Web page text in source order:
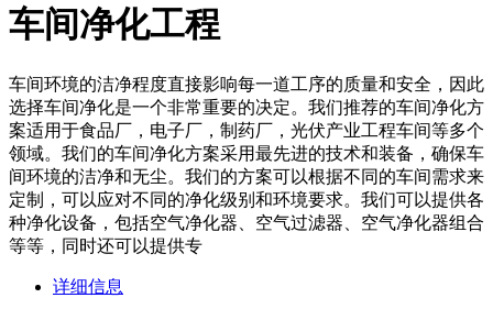
车间净化工程
车间环境的洁净程度直接影响每一道工序的质量和安全，因此
选择车间净化是一个非常重要的决定。我们推荐的车间净化方
案适用于食品厂，电子厂，制药厂，光伏产业工程车间等多个
领域。我们的车间净化方案采用最先进的技术和装备，确保车
间环境的洁净和无尘。我们的方案可以根据不同的车间需求来
定制，可以应对不同的净化级别和环境要求。我们可以提供各
种净化设备，包括空气净化器、空气过滤器、空气净化器组合
等等，同时还可以提供专
详细信息